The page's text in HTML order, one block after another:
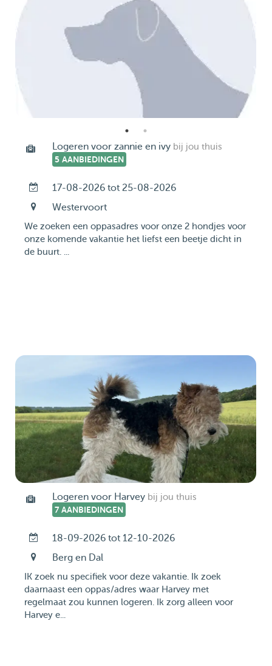
Logeren voor zannie en ivy bij jou thuis
5 AANBIEDINGEN
17-08-2026 tot 25-08-2026
Westervoort
We zoeken een oppasadres voor onze 2 hondjes voor
onze komende vakantie het liefst een beetje dicht in
de buurt. ...
Logeren voor Harvey bij jou thuis
7 AANBIEDINGEN
18-09-2026 tot 12-10-2026
Berg en Dal
IK zoek nu specifiek voor deze vakantie. Ik zoek
daarnaast een oppas/adres waar Harvey met
regelmaat zou kunnen logeren. Ik zorg alleen voor
Harvey e...